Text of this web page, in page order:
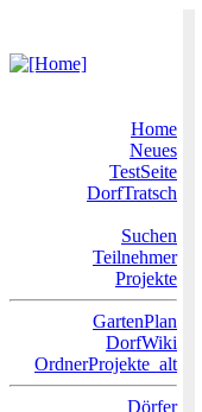
Home
Neues
TestSeite
DorfTratsch
Suchen
Teilnehmer
Projekte
GartenPlan
DorfWiki
OrdnerProjekte_alt
Dörfer